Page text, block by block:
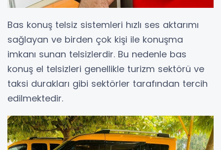
Bas konuş telsiz sistemleri hızlı ses aktarımı
sağlayan ve birden çok kişi ile konuşma
imkanı sunan telsizlerdir. Bu nedenle bas
konuş el telsizleri genellikle turizm sektörü ve
taksi durakları gibi sektörler tarafından tercih
edilmektedir.